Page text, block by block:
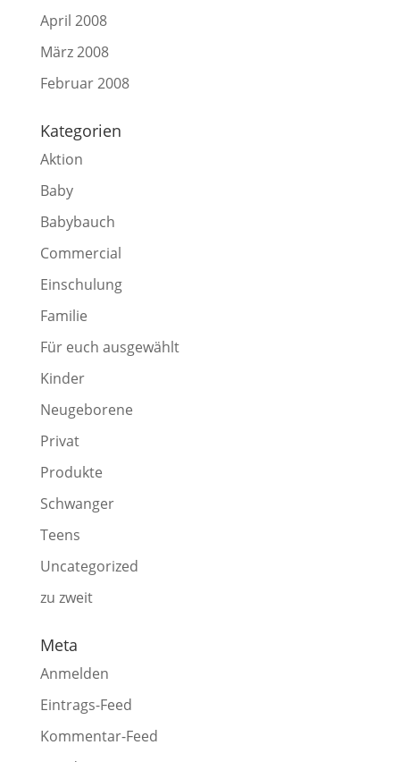
April 2008
März 2008
Februar 2008
Kategorien
Aktion
Baby
Babybauch
Commercial
Einschulung
Familie
Für euch ausgewählt
Kinder
Neugeborene
Privat
Produkte
Schwanger
Teens
Uncategorized
zu zweit
Meta
Anmelden
Eintrags-Feed
Kommentar-Feed